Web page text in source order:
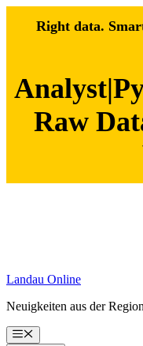
Right data.
Raw
Landau Online
Neuigkeiten aus der Region
Menü